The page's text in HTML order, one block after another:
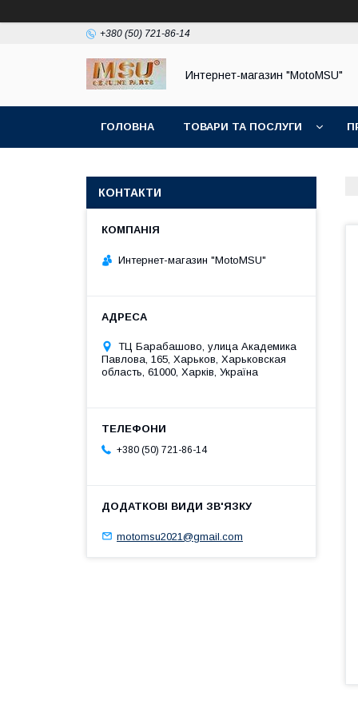
+380 (50) 721-86-14
Интернет-магазин "MotoMSU"
ГОЛОВНА ТОВАРИ ТА ПОСЛУГИ
КОНТАКТИ
Интернет-магазин "MotoMSU"
ТЦ Барабашово, улица Академика
Павлова, 165, Харьков, Харьковская
область, 61000, Харків, Україна
+380 (50) 721-86-14
motomsu2021@gmail.com